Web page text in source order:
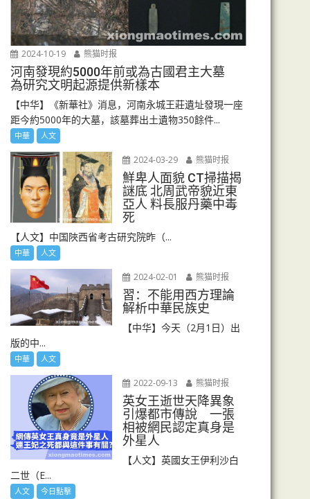
2024-10-19 熊猫时报
河南發現約5000年前或為古國君主大墓
為研究文明起源提供新樣本
【中华】《新華社》消息，河南永城王莊遺址發現一座
距今約5000年的大墓，該墓葬出土遺物350餘件...
中華 人文
2024-03-29 熊猫时报
鮮卑人面貌 CT掃描揭
謎底 北周武帝貌近東
亞人 料長服丹藥中毒
死
【人文】中国陜西省考古研究院昨（...
中華 人文
2024-02-01 熊猫时报
習：不能用西方理論
解析中華民族史
【中华】今天（2月1日）出
版的中...
中華 人文
2022-09-13 熊猫时报
英女王逝世天降異象
引爆都市傳說 一張
相被網民認定真身是
外星人
【人文】英國女王伊利沙白
二世（E...
人文 今日點擊